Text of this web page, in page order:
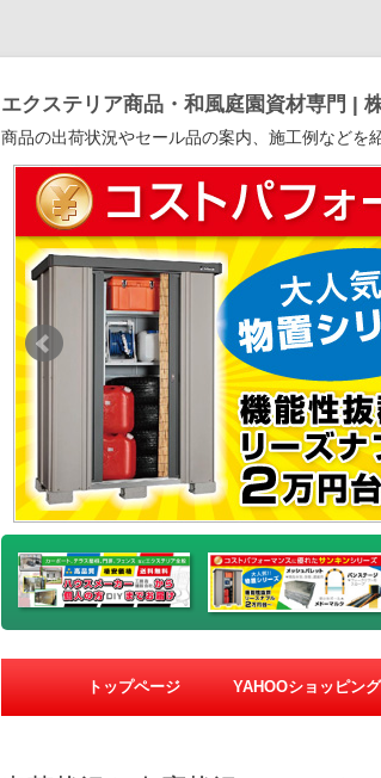
エクステリア商品・和風庭園資材専門 |
商品の出荷状況やセール品の案内、施工例などを
トップページ YAHOOショッピング